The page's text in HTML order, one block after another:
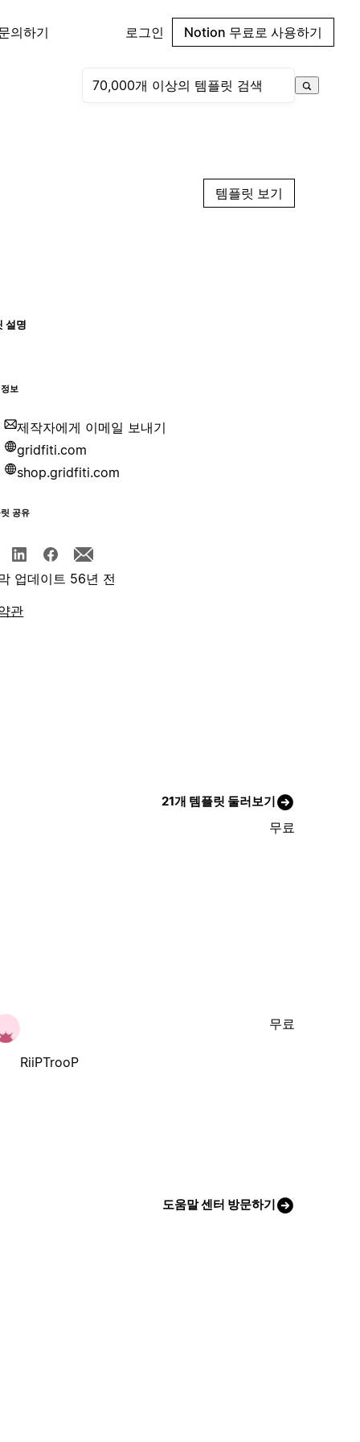
의하기 로그인 Notion 무료로 사용하기
템플릿 보기
설명
보
제작자에게 이메일 보내기
gridfiti.com
shop.gridfiti.com
공유
업데이트 56년 전
관
21개 템플릿 둘러보기
무료
RiiPTrooP
무료
도움말 센터 방문하기